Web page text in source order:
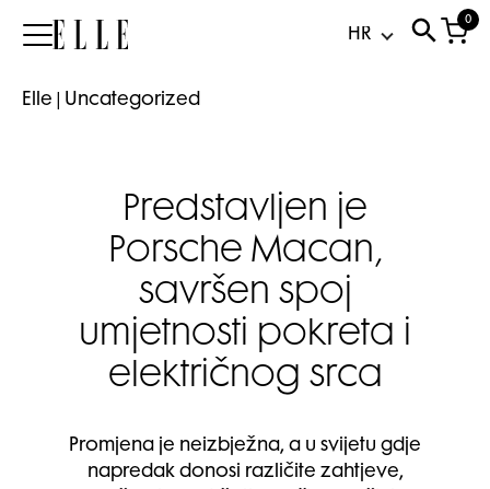
Elle
0
Elle Uncategorized
Predstavljen je
Porsche Macan,
savršen spoj
umjetnosti pokreta i
električnog srca
Promjena je neizbježna, a u svijetu gdje
napredak donosi različite zahtjeve,